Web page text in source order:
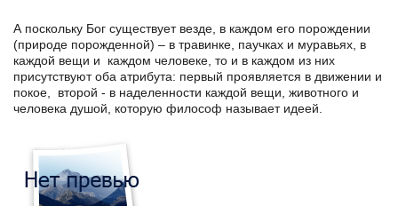
А поскольку Бог существует везде, в каждом его порождении
(природе порожденной) – в травинке, паучках и муравьях, в
каждой вещи и каждом человеке, то и в каждом из них
присутствуют оба атрибута: первый проявляется в движении и
покое, второй - в наделенности каждой вещи, животного и
человека душой, которую философ называет идеей.